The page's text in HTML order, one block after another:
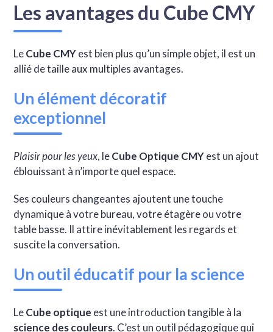
Les avantages du Cube CMY
LeCube CMYest bien plus qu’un simple objet, il est un
allié de taille aux multiples avantages.
Un élément décoratif
exceptionnel
Plaisir pour les yeux, leCube Optique CMYest un ajout
éblouissant à n’importe quel espace.
Ses couleurs changeantes ajoutent une touche
dynamique à votre bureau, votre étagère ou votre
table basse. Il attire inévitablement les regards et
suscite la conversation.
Un outil éducatif pour la science
LeCube optique est une introduction tangible à la
science des couleurs. C’est un outil pédagogique qui